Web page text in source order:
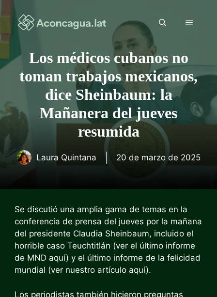
al
contenido
Menú
Los médicos cubanos no
toman trabajos mexicanos,
dice Sheinbaum: la
Mañanera del jueves
resumida
Laura Quintana 20 de marzo de 2025
Se discutió una amplia gama de temas en la
conferencia de prensa del jueves por la mañana
del presidente Claudia Sheinbaum, incluido el
horrible caso Teuchtitlán (ver el último informe
de MND aquí) y el último informe de la felicidad
mundial (ver nuestro artículo aquí).
Los periodistas también hicieron preguntas